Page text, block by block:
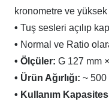
kronometre ve yüksek
• Tuş sesleri açılıp
• Normal ve Ratio
• Ölçüler: G 127 mm
• Ürün Ağırlığı: ~ 500
• Kullanım